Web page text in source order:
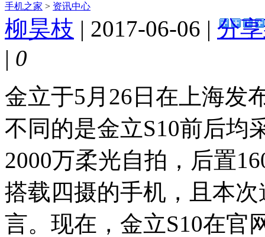
手机之家 > 资讯中心
柳昊枝 | 2017-06-06 | 分
| 0
金立于5月26日在上海发
不同的是金立S10前后均
2000万柔光自拍，后置
搭载四摄的手机，且本
言。现在，金立S10在官